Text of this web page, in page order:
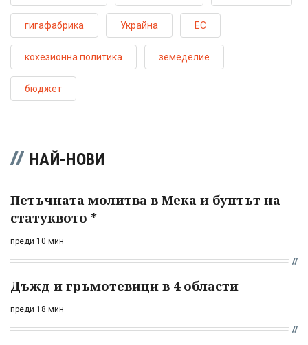
гигафабрика Украйна ЕС
кохезионна политика земеделие
бюджет
НАЙ-НОВИ
Петъчната молитва в Мека и бунтът на
статуквото *
преди 10 мин
Дъжд и гръмотевици в 4 области
преди 18 мин